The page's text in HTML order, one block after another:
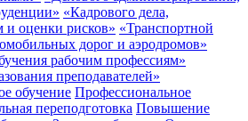
«Кадрового дела,
и оценки рисков» «Транспортной
дорог и аэродромов»
рабочим профессиям»
преподавателей»
обучение Профессиональное
переподготовка Повышение